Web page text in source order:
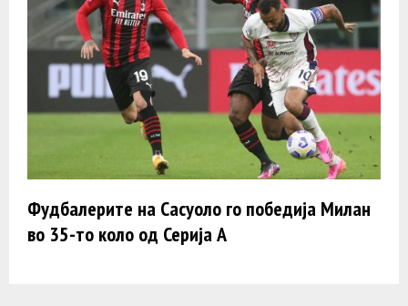
Фудбалерите на Сасуоло го победија Милан
во 35-то коло од Серија А